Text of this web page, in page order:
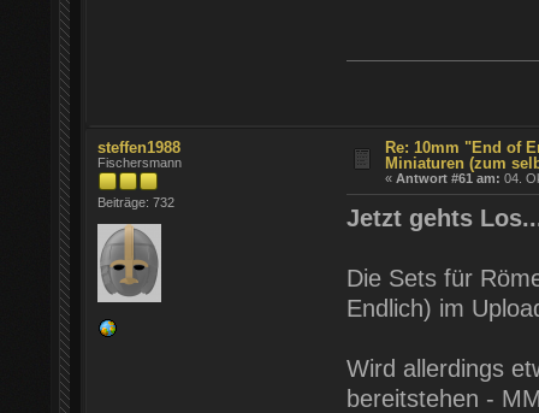
steffen1988
Fischersmann
Beiträge: 732
Re: 10mm "End of
Miniaturen (zum
«Antwort #61 am: 04.
Jetzt gehts
Die Sets für
Endlich) im
Wird allerdings
bereitstehen -